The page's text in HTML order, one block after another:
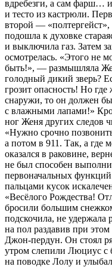
вдребезги, а сам фарш…
и тесто из кастрюли.
второй —
подошла к духовке
и выключила газ. Затем
осмотрелась. «Этого не
быть!», — размышляла
голодный дикий зверь?
грозит опасность! Но
снаружи, то он должен
с влажными лапами!»
ног Женя других следов
«Нужно срочно
а потом в 911. Так, а где
оказался в раковине,
не был способен
первоначальных
пальцами кусок
«Весёлого Рождества!
бросили большим
подскочила, не удержала
на пол раздавив при
Джон-пердун. Он стоял
утром слепили Люциус с
на поводке Лолу и